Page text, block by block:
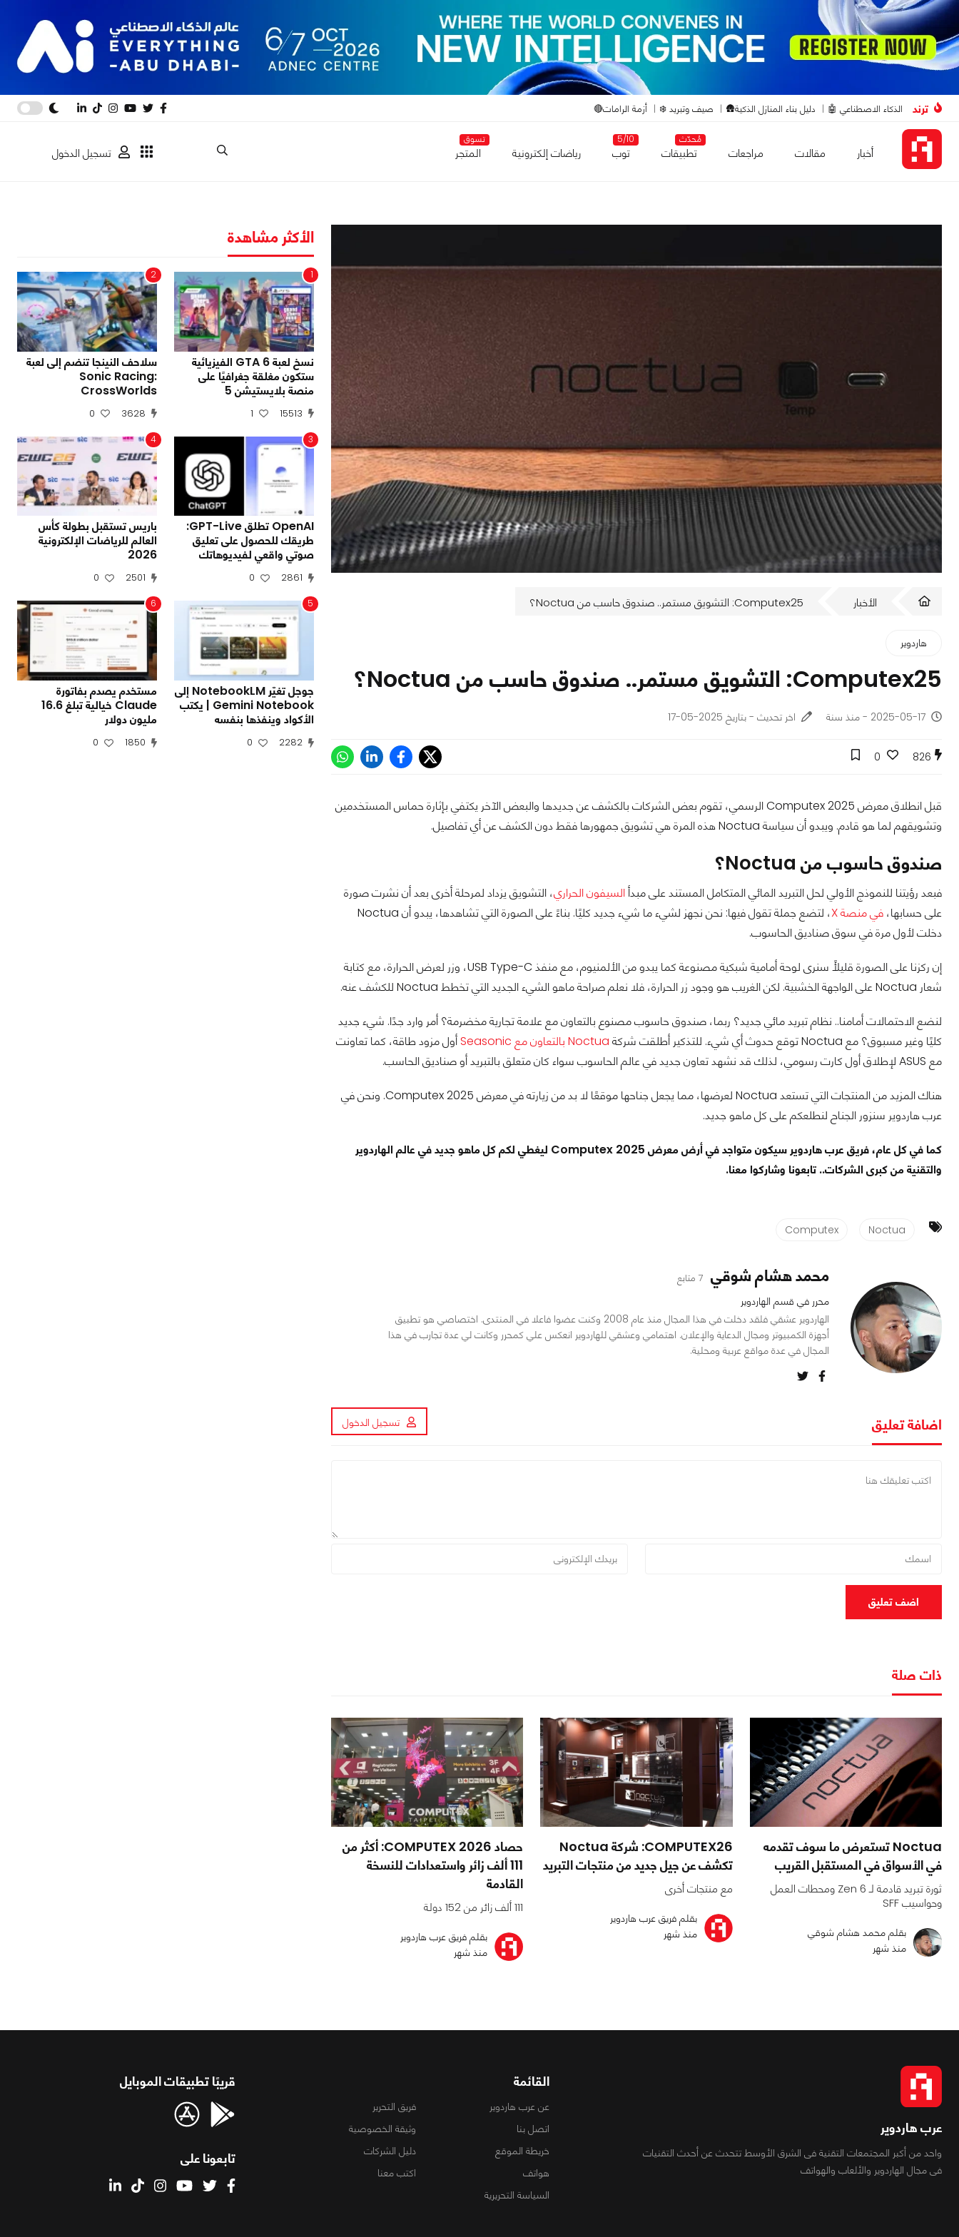
ترند الذكاء الاصطناعي 🤖 دليل بناء المنازل الذكية🛖 صيف وتبريد ❄️ أزمة الرامات🔴
أخبار مقالات مراجعات
مُحدّث
تطبيقات
5/10
توب رياضات إلكترونية
تسوق
المتجر تسجيل الدخول
الأخبار Computex25: التشويق مستمر.. صندوق حاسب من Noctua؟
هاردوير
Computex25: التشويق مستمر.. صندوق حاسب من Noctua؟
2025-05-17 - منذ سنة اخر تحديث - بتاريخ 2025-05-17
826
0
قبل انطلاق معرض Computex 2025 الرسمي، تقوم بعض الشركات بالكشف عن جديدها والبعض الآخر يكتفي بإثارة حماس المستخدمين
وتشويقهم لما هو قادم. ويبدو أن سياسة Noctua هذه المرة هي تشويق جمهورها فقط دون الكشف عن أي تفاصيل.
صندوق حاسوب من Noctua؟
فبعد رؤيتنا للنموذج الأولي لحل التبريد المائي المتكامل المستند على مبدأالسيفون الحراري، التشويق يزداد لمرحلة أخرى بعد أن نشرت صورة
على حسابها، في منصة X
، لتضع جملة تقول فيها: نحن نجهز لشيء ما شيء جديد كليًا. بناءً على الصورة التي تشاهدها، يبدو أن Noctua
دخلت لأول مرة في سوق صناديق الحاسوب.
إن ركزنا على الصورة قليلًأ سنرى لوحة أمامية شبكية مصنوعة كما يبدو من الألمنيوم، مع منفذ USB Type-C، وزر لعرض الحرارة، مع كتابة
شعار Noctua على الواجهة الخشبية. لكن الغريب هو وجود زر الحرارة، فلا نعلم صراحة ماهو الشيء الجديد التي تخطط Noctua للكشف عنه.
لنضع الاحتمالات أمامنا.. نظام تبريد مائي جديد؟ ربما، صندوق حاسوب مصنوع بالتعاون مع علامة تجارية مخضرمة؟ أمر وارد جدًا. شيء جديد
كليًا وغير مسبوق؟ مع Noctua توقع حدوث أي شيء. للتذكير أطلقت شركة
أول مزود طاقة، كما تعاونت
مع ASUS لإطلاق أول كارت رسومي، لذلك قد نشهد تعاون جديد في عالم الحاسوب سواء كان متعلق بالتبريد أو صناديق الحاسب.
هناك المزيد من المنتجات التي تستعد Noctua لعرضها، مما يجعل جناحها موقعًا لا بد من زيارته في معرض Computex 2025. ونحن في
عرب هاردوير سنزور الجناح لنطلعكم على كل ماهو جديد.
كما في كل عام، فريق عرب هاردوير سيكون متواجد في أرض معرض Computex 2025 ليغطي لكم كل ماهو جديد في عالم الهاردوير
والتقنية من كبرى الشركات.. تابعونا وشاركوا معنا.
Noctua
Computex
محمد هشام شوقي 7 متابع
محرر في قسم الهاردوير
الهاردوير عشقي فلقد دخلت في هذا المجال منذ عام 2008 وكنت عضوا فاعلا في المنتدى. اختصاصي هو تطبيق
أجهزة الكمبيوتر ومجال الدعاية والإعلان. اهتمامي وعشقي للهاردوير انعكس علي كمحرر وكانت لي عدة تجارب في هذا
المجال في عدة مواقع عربية ومحلية.
اضافة تعليق تسجيل الدخول
اضف تعليق
ذات صلة
Noctua تستعرض ما سوف تقدمه
في الأسواق في المستقبل القريب
ثورة تبريد قادمة لـ Zen 6 ومحطات العمل
وحواسيب SFF
بقلم محمد هشام شوقي
منذ شهر
COMPUTEX26: شركة Noctua
تكشف عن جيل جديد من منتجات التبريد
مع منتجات أخرى
بقلم فريق عرب هاردوير
منذ شهر
حصاد COMPUTEX 2026: أكثر من
111 ألف زائر واستعدادات للنسخة
القادمة
111 ألف زائر من 152 دولة
بقلم فريق عرب هاردوير
منذ شهر
الأكثر مشاهدة
1
نسخ لعبة GTA 6 الفيزيائية
ستكون مغلقة جغرافيًا على
منصة بلايستيشن 5
15513
1
2
سلاحف النينجا تنضم إلى لعبة
Sonic Racing:
CrossWorlds
3628
0
3
OpenAI تطلق GPT-Live:
طريقك للحصول على تعليق
صوتي واقعي لفيديوهاتك
2861
0
4
باريس تستقبل بطولة كأس
العالم للرياضات الإلكترونية
2026
2501
0
5
جوجل تغيّر NotebookLM إلى
Gemini Notebook | يكتب
الأكواد وينفذها بنفسه
2282
0
6
مستخدم يصدم بفاتورة
Claude خيالية تبلغ 16.6
مليون دولار
1850
0
عرب هاردوير
واحد من أكبر المجتمعات التقنية فى الشرق الأوسط تتحدث عن أحدث التقنيات
فى مجال الهاردوير والألعاب والهواتف
القائمة
عن عرب هاردوير
فريق التحرير
اتصل بنا
وثيقة الخصوصية
خريطة الموقع
دليل الشركات
هواتف
اكتب معنا
السياسة التحريرية
قريبًا تطبيقات الموبايل
تابعونا على